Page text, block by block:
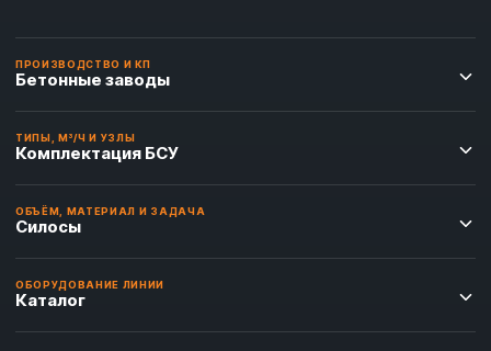
ПРОИЗВОДСТВО И КП
Бетонные заводы
ТИПЫ, М³/Ч И УЗЛЫ
Комплектация БСУ
ОБЪЁМ, МАТЕРИАЛ И ЗАДАЧА
Силосы
ОБОРУДОВАНИЕ ЛИНИИ
Каталог